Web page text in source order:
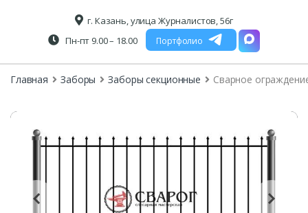
г. Казань, улица Журналистов, 56г
Пн-пт 9.00 – 18.00
Портфолио
Главная Заборы Заборы секционные Сварное